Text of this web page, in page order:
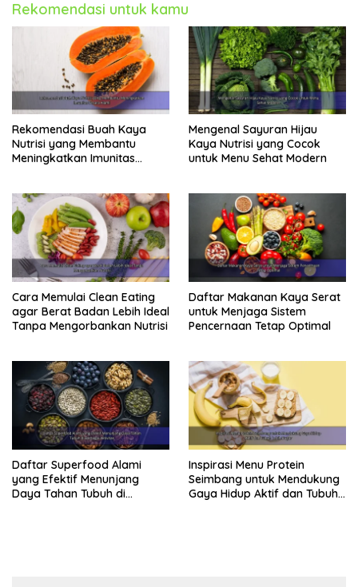
Rekomendasi untuk kamu
Rekomendasi Buah Kaya
Nutrisi yang Membantu
Meningkatkan Imunitas
Mengenal Sayuran Hijau
Kaya Nutrisi yang Cocok
untuk Menu Sehat Modern
Cara Memulai Clean Eating
agar Berat Badan Lebih Ideal
Tanpa Mengorbankan Nutrisi
Daftar Makanan Kaya Serat
untuk Menjaga Sistem
Pencernaan Tetap Optimal
Daftar Superfood Alami
yang Efektif Menunjang
Daya Tahan Tubuh di
Inspirasi Menu Protein
Seimbang untuk Mendukung
Gaya Hidup Aktif dan Tubuh